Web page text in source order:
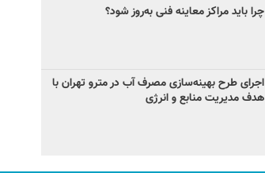
چرا باید مراکز معاینه فنی به‌روز شود؟
اجرای طرح بهینه‌سازی مصرف آب در مترو تهران با
هدف مدیریت منابع و انرژی